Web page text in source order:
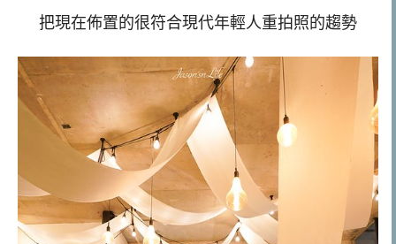
把現在佈置的很符合現代年輕人重拍照的趨勢